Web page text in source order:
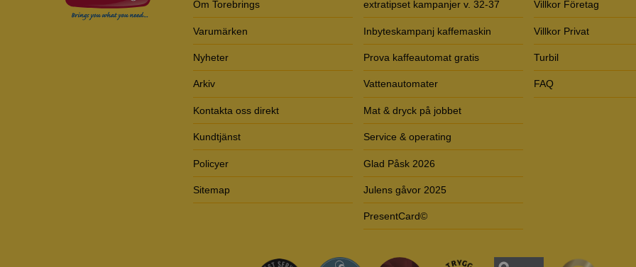
Om Torebrings
Varumärken
Nyheter
Arkiv
Kontakta oss direkt
Kundtjänst
Policyer
Sitemap
extratipset kampanjer v. 32-37
Inbyteskampanj kaffemaskin
Prova kaffeautomat gratis
Vattenautomater
Mat & dryck på jobbet
Service & operating
Glad Påsk 2026
Julens gåvor 2025
PresentCard©
Villkor Företag
Villkor Privat
Turbil
FAQ